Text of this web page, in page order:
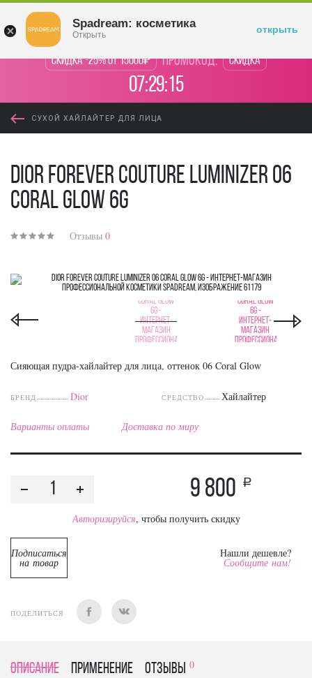
Скидка -25% от 15000₽ промокод: Скидка
07:29:15
СУХОЙ ХАЙЛАЙТЕР ДЛЯ ЛИЦА
Dior Forever Couture Luminizer 06
Coral Glow 6g
Отзывы 0
Сияющая пудра-хайлайтер для лица, оттенок 06 Coral Glow
БРЕНД Dior СРЕДСТВО Хайлайтер
Варианты оплаты Доставка по миру
9 800 a
Авторизируйся, чтобы получить скидку
Подписаться
на товар
Нашли дешевле?
Сообщите нам!
ПОДЕЛИТЬСЯ
Описание Применение отзывы 0
Spadream: косметика
Открыть открыть